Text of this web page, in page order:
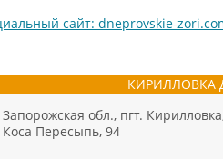
сайт: dneprovskie-
КИРИЛЛОВКА
Запорожская обл., пгт.
Коса Пересыпь, 94